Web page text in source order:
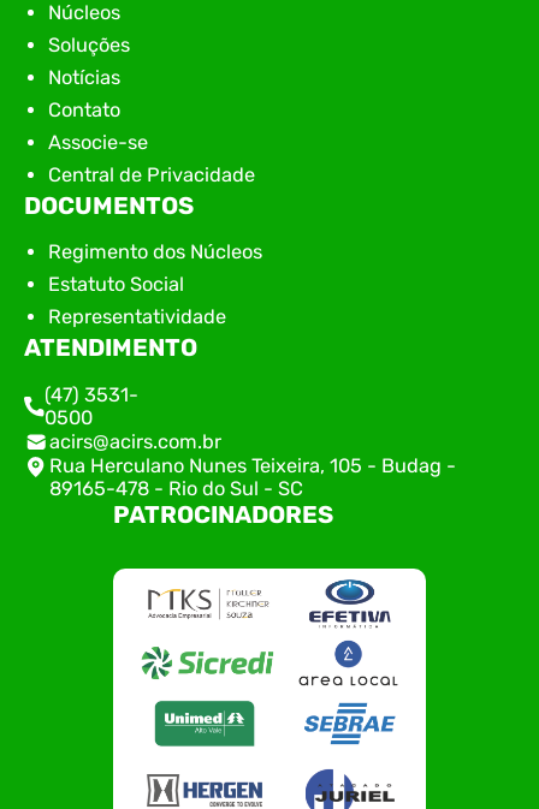
Núcleos
Soluções
Notícias
Contato
Associe-se
Central de Privacidade
DOCUMENTOS
Regimento dos Núcleos
Estatuto Social
Representatividade
ATENDIMENTO
(47) 3531-
0500
acirs@acirs.com.br
Rua Herculano Nunes Teixeira, 105 - Budag -
89165-478 - Rio do Sul - SC
PATROCINADORES